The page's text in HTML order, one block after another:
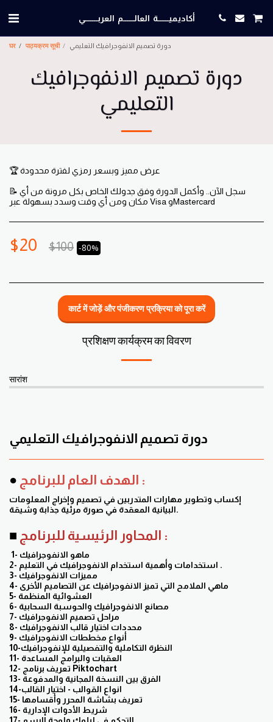
أكاديميــــــة العالــــــم العربـــــــي
घर पाठ्यक्रम सूची دورة تصميم الانفوجرافيك التعليمي
دورة تصميم الانفوجرافيك
التعليمي
🏆 عرض مميز وبسعر رمزي لفترة محدودة
📝 سجل الآن.. وأكمل الدورة وفق جدولك الخاص بكل مرونة من أي
مكان ومن أي وقت وسدد بسهولة عبر Visa وMastercard
$20 $100 -80%
कार्ट में जोड़ें और पंजीकरण प्रक्रिया को पूरा करें
प्रशिक्षण कार्यक्रम का विवरण
सारांश
● الهدف العام للبرنامج :
إكساب وتطوير مهارات المتدربين في تصميم وإخراج المعلومات
البيانية المعقدة في صورة مرئية جذابة وشيقة.
■ المحاور الرئيسية للبرنامج :
2- استخدامات وأهمية استخدام الانفوجرافيك في التعليم .
12- تعريف برنامج Piktochart
14-انواع القوالب - اختيار القالب